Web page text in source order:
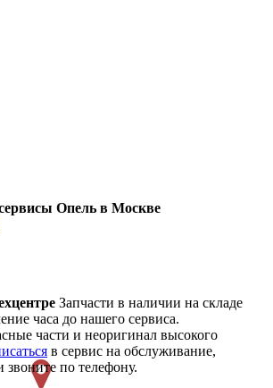
Опель в Москве
Запчасти в наличии на складе
часа до нашего сервиса.
части и неоригинал высокого
в сервис на обслуживание,
звоните по телефону.